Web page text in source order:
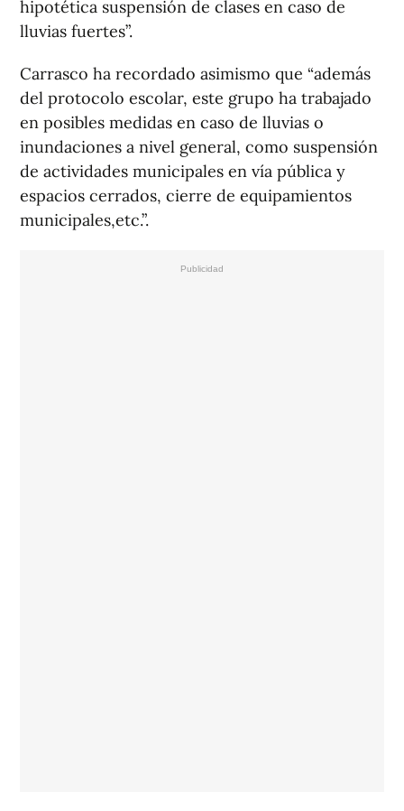
hipotética suspensión de clases en caso de
lluvias fuertes”.
Carrasco ha recordado asimismo que “además
del protocolo escolar, este grupo ha trabajado
en posibles medidas en caso de lluvias o
inundaciones a nivel general, como suspensión
de actividades municipales en vía pública y
espacios cerrados, cierre de equipamientos
municipales,etc.”.